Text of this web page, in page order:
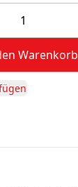
Warenkorb